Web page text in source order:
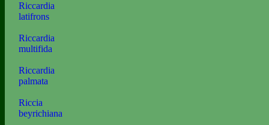
Riccardia
latifrons
Riccardia
multifida
Riccardia
palmata
Riccia
beyrichiana